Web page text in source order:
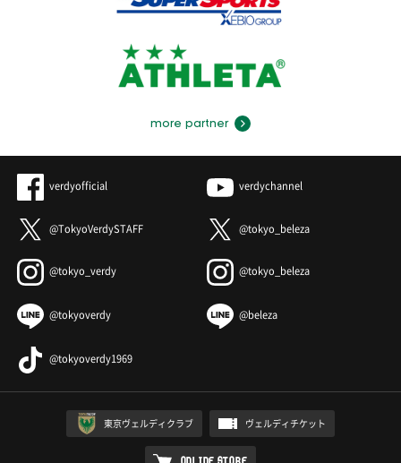
more partner
verdyofficial verdychannel
@TokyoVerdySTAFF @tokyo_beleza
@tokyo_verdy @tokyo_beleza
@tokyoverdy @beleza
@tokyoverdy1969
東京ヴェルディクラブ ヴェルディチケット
ONLINE STORE